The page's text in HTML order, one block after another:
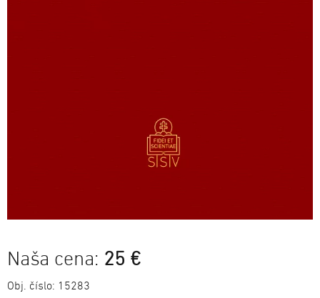
Naša cena: 25 €
Obj. číslo: 15283